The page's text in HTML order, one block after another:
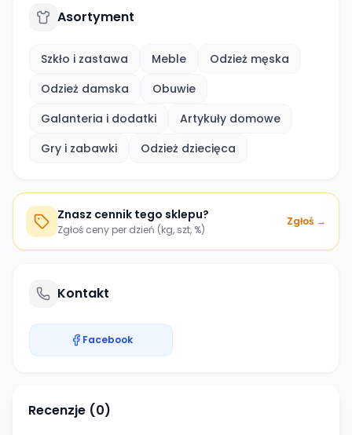
Asortyment
Szkło i zastawa Meble
Odzież męska
Odzież damska
Obuwie
Galanteria i dodatki
Artykuły domowe
Gry i zabawki
Odzież dziecięca
Znasz cennik tego sklepu?
Zgłoś ceny per dzień (kg, szt, %)
Zgłoś →
Kontakt
Facebook
Recenzje (0)